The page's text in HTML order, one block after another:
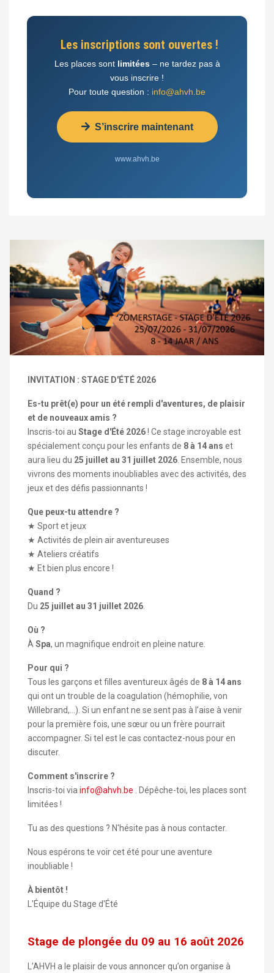
Les inscriptions sont ouvertes !
Les places sont limitées– ne tardez pas à
vous inscrire !
Pour toute question : info@ahvh.be
S’inscrire maintenant
www.ahvh.be
INVITATION : STAGE D'ÉTÉ 2026
Es-tu prêt(e) pour un été rempli d'aventures, de plaisir
et de nouveaux amis ?
Inscris-toi au Stage d'Été 2026! Ce stage incroyable est
spécialement conçu pour les enfants de 8 à 14 ans et
aura lieu du 25 juillet au 31 juillet 2026. Ensemble, nous
vivrons des moments inoubliables avec des activités, des
jeux et des défis passionnants !
Que peux-tu attendre ?
★ Sport et jeux
★ Activités de plein air aventureuses
★ Ateliers créatifs
★ Et bien plus encore !
Quand ?
Du 25 juillet au 31 juillet 2026.
Où ?
À Spa, un magnifique endroit en pleine nature.
Pour qui ?
Tous les garçons et filles aventureux âgés de 8 à 14 ans
qui ont un trouble de la coagulation (hémophilie, von
Willebrand,…). Si un enfant ne se sent pas à l’aise à venir
pour la première fois, une sœur ou un frère pourrait
accompagner. Si tel est le cas contactez-nous pour en
discuter.
Comment s'inscrire ?
Inscris-toi via info@ahvh.be . Dépêche-toi, les places sont
limitées !
Tu as des questions ? N'hésite pas à nous contacter.
Nous espérons te voir cet été pour une aventure
inoubliable !
À bientôt !
L'Équipe du Stage d'Été
Stage de plongée du 09 au 16 août 2026
L’AHVH a le plaisir de vous annoncer qu’on organise à